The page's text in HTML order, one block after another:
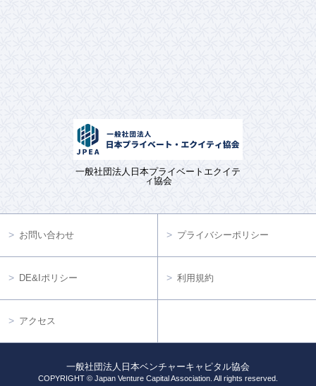
一般社団法人日本プライベートエクイテ
ィ協会
お問い合わせ プライバシーポリシー
DE&Iポリシー 利用規約
アクセス
一般社団法人日本ベンチャーキャピタル協会
COPYRIGHT © Japan Venture Capital Association. All rights reserved.